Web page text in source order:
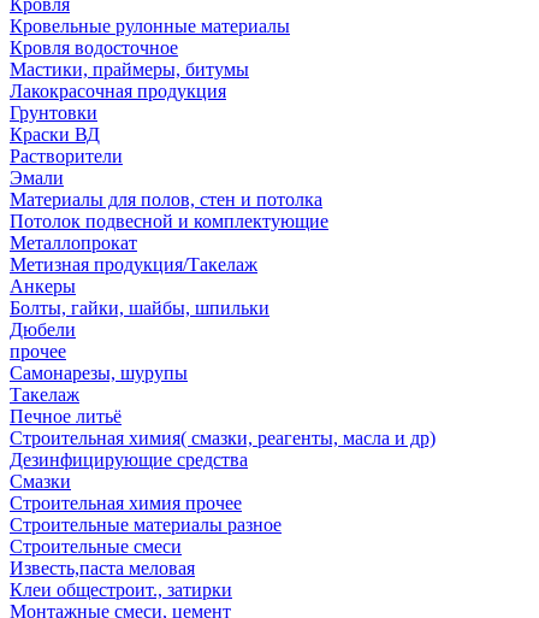
Кровля
Кровельные рулонные материалы
Кровля водосточное
Мастики, праймеры, битумы
Лакокрасочная продукция
Грунтовки
Краски ВД
Растворители
Эмали
Материалы для полов, стен и потолка
Потолок подвесной и комплектующие
Металлопрокат
Метизная продукция/Такелаж
Анкеры
Болты, гайки, шайбы, шпильки
Дюбели
прочее
Самонарезы, шурупы
Такелаж
Печное литьё
Строительная химия( смазки, реагенты, масла и др)
Дезинфицирующие средства
Смазки
Строительная химия прочее
Строительные материалы разное
Строительные смеси
Известь,паста меловая
Клеи общестроит., затирки
Монтажные смеси, цемент